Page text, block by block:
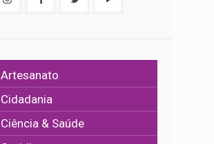
Artesanato
Cidadania
Ciência & Saúde